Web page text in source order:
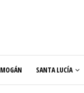
MOGÁN SANTA LUCÍA